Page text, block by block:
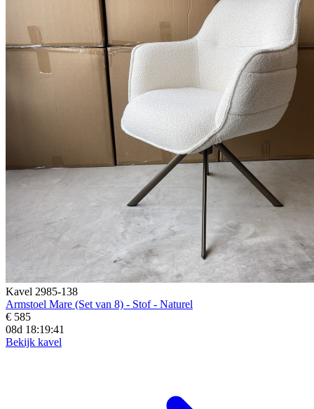
Kavel 2985-138
Armstoel Mare (Set van 8) - Stof - Naturel
€ 585
08d 18:19:39
Bekijk kavel